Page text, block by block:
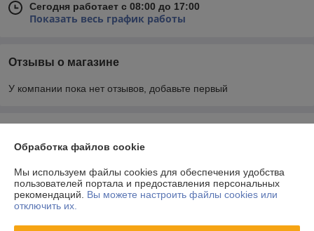
Сегодня работает с 08:00 до 17:00
Показать весь график работы
Отзывы о магазине
У компании пока нет отзывов, добавьте первый
Доставка и оплата
График работы
Обработка файлов cookie
Мы используем файлы cookies для обеспечения удобства
пользователей портала и предоставления персональных
рекомендаций. Вы можете настроить файлы cookies или
отключить их.